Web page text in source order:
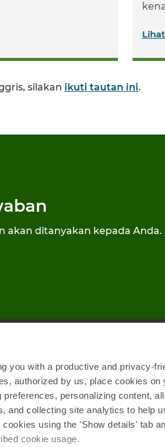
you with a productive and privacy-
authorized by us, place cookies
personalizing content,
and collecting site analytics to help
using the 'Show details' tab
cookie usage.
silakan ikuti tautan ini.
akan ditanyakan kepada Anda.
Cookie
Legal